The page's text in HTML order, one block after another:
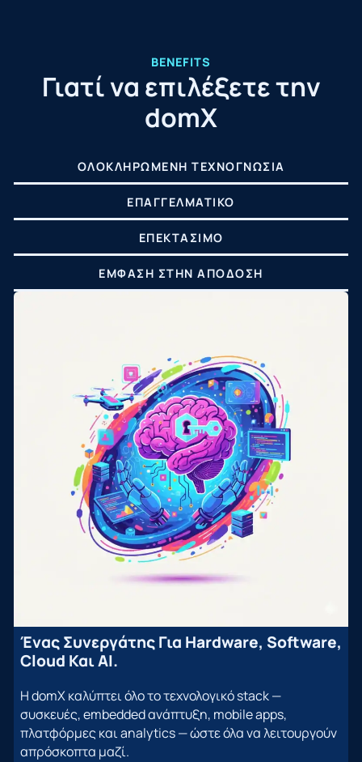
BENEFITS
Γιατί να επιλέξετε την
domX
ΟΛΟΚΛΗΡΩΜΈΝΗ ΤΕΧΝΟΓΝΩΣΊΑ
ΕΠΑΓΓΕΛΜΑΤΙΚΌ
ΕΠΕΚΤΆΣΙΜΟ
ΈΜΦΑΣΗ ΣΤΗΝ ΑΠΌΔΟΣΗ
Ένας Συνεργάτης Για Hardware, Software,
Cloud Και AI.
Η domX καλύπτει όλο το τεχνολογικό stack —
συσκευές, embedded ανάπτυξη, mobile apps,
πλατφόρμες και analytics — ώστε όλα να λειτουργούν
απρόσκοπτα μαζί.